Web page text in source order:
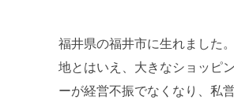
福井県の福井市に生れました
地とはいえ、大きなショッピ
ーが経営不振でなくなり、私